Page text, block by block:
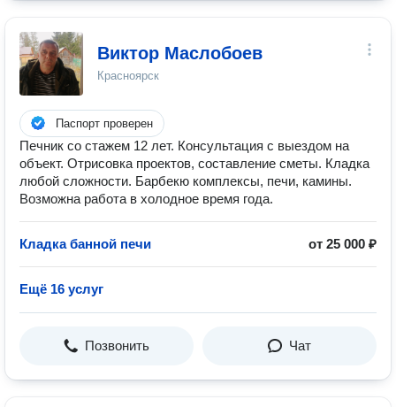
Виктор Маслобоев
Красноярск
Паспорт проверен
Печник со стажем 12 лет. Консультация с выездом на
объект. Отрисовка проектов, составление сметы. Кладка
любой сложности. Барбекю комплексы, печи, камины.
Возможна работа в холодное время года.
Кладка банной печи от 25 000 ₽
Ещё 16 услуг
Позвонить Чат